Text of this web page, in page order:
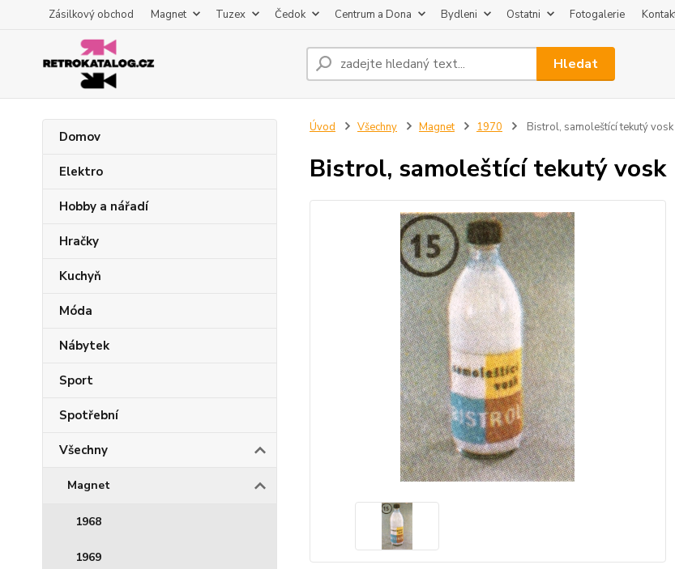
Zásilkový obchod Magnet Tuzex Čedok Centrum a Dona Bydleni Ostatni Fotogalerie
Hledat
Domov
Elektro
Hobby a nářadí
Hračky
Kuchyň
Móda
Nábytek
Sport
Spotřební
Všechny
Magnet
1968
1969
Úvod Všechny Magnet 1970 Bistrol, samoleštící tekutý vosk
Bistrol, samoleštící tekutý vosk